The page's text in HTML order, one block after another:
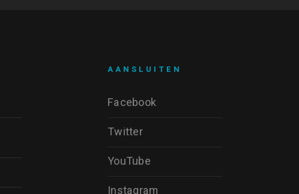
AANSLUITEN
Facebook
Twitter
YouTube
Instagram